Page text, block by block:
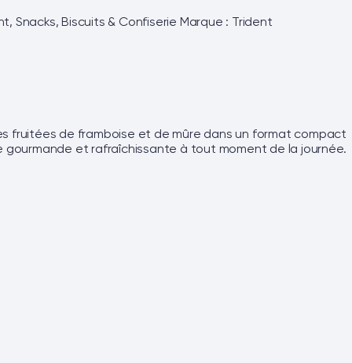
Snacks, Biscuits & Confiserie Marque : Trident
fruitées de framboise et de mûre dans un format compact
et rafraîchissante à tout moment de la journée.